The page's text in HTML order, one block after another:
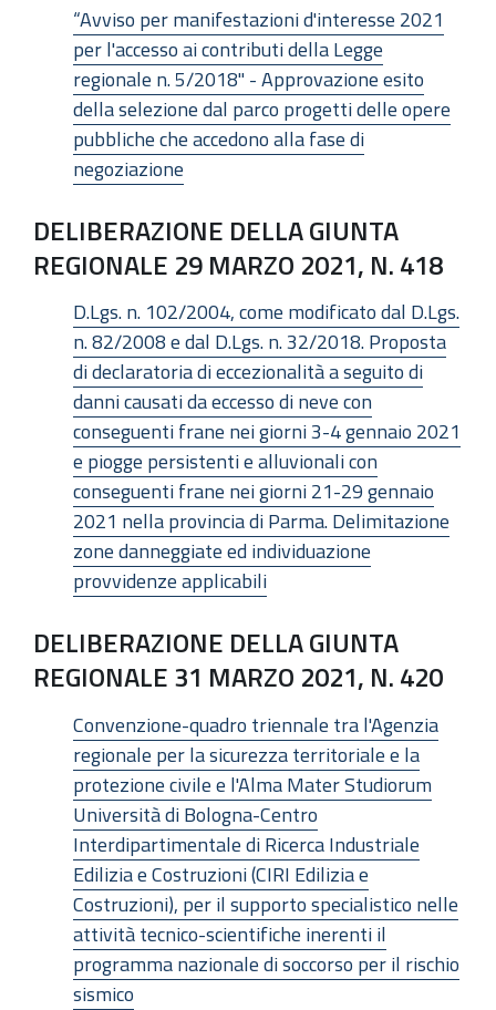
“Avviso per manifestazioni d'interesse 2021
per l'accesso ai contributi della Legge
regionale n. 5/2018" - Approvazione esito
della selezione dal parco progetti delle opere
pubbliche che accedono alla fase di
negoziazione
DELIBERAZIONE DELLA GIUNTA
REGIONALE 29 MARZO 2021, N. 418
D.Lgs. n. 102/2004, come modificato dal D.Lgs.
n. 82/2008 e dal D.Lgs. n. 32/2018. Proposta
di declaratoria di eccezionalità a seguito di
danni causati da eccesso di neve con
conseguenti frane nei giorni 3-4 gennaio 2021
e piogge persistenti e alluvionali con
conseguenti frane nei giorni 21-29 gennaio
2021 nella provincia di Parma. Delimitazione
zone danneggiate ed individuazione
provvidenze applicabili
DELIBERAZIONE DELLA GIUNTA
REGIONALE 31 MARZO 2021, N. 420
Convenzione-quadro triennale tra l'Agenzia
regionale per la sicurezza territoriale e la
protezione civile e l'Alma Mater Studiorum
Università di Bologna-Centro
Interdipartimentale di Ricerca Industriale
Edilizia e Costruzioni (CIRI Edilizia e
Costruzioni), per il supporto specialistico nelle
attività tecnico-scientifiche inerenti il
programma nazionale di soccorso per il rischio
sismico